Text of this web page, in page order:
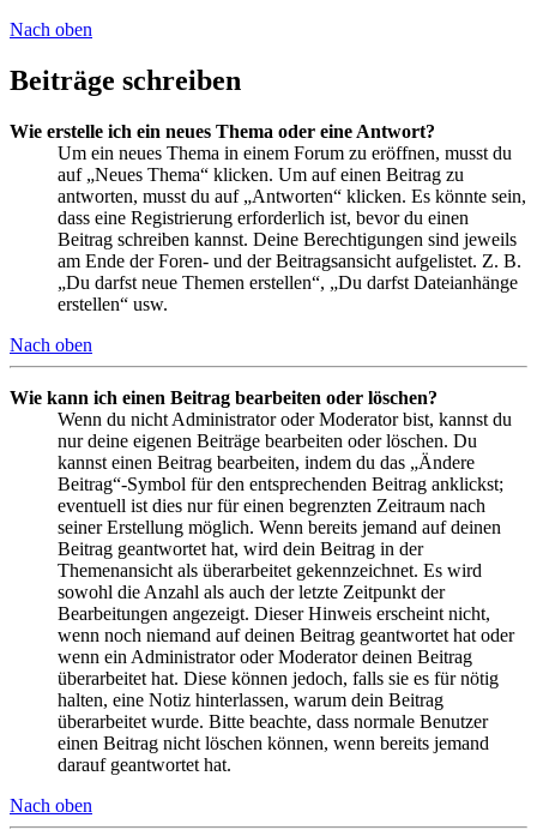
Nach oben
Beiträge schreiben
Wie erstelle ich ein neues Thema oder eine Antwort?
Um ein neues Thema in einem Forum zu eröffnen, musst du
auf „Neues Thema“ klicken. Um auf einen Beitrag zu
antworten, musst du auf „Antworten“ klicken. Es könnte sein,
dass eine Registrierung erforderlich ist, bevor du einen
Beitrag schreiben kannst. Deine Berechtigungen sind jeweils
am Ende der Foren- und der Beitragsansicht aufgelistet. Z. B.
„Du darfst neue Themen erstellen“, „Du darfst Dateianhänge
erstellen“ usw.
Nach oben
Wie kann ich einen Beitrag bearbeiten oder löschen?
Wenn du nicht Administrator oder Moderator bist, kannst du
nur deine eigenen Beiträge bearbeiten oder löschen. Du
kannst einen Beitrag bearbeiten, indem du das „Ändere
Beitrag“-Symbol für den entsprechenden Beitrag anklickst;
eventuell ist dies nur für einen begrenzten Zeitraum nach
seiner Erstellung möglich. Wenn bereits jemand auf deinen
Beitrag geantwortet hat, wird dein Beitrag in der
Themenansicht als überarbeitet gekennzeichnet. Es wird
sowohl die Anzahl als auch der letzte Zeitpunkt der
Bearbeitungen angezeigt. Dieser Hinweis erscheint nicht,
wenn noch niemand auf deinen Beitrag geantwortet hat oder
wenn ein Administrator oder Moderator deinen Beitrag
überarbeitet hat. Diese können jedoch, falls sie es für nötig
halten, eine Notiz hinterlassen, warum dein Beitrag
überarbeitet wurde. Bitte beachte, dass normale Benutzer
einen Beitrag nicht löschen können, wenn bereits jemand
darauf geantwortet hat.
Nach oben